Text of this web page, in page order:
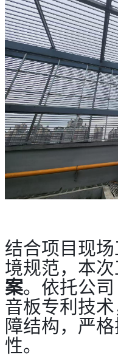
结合项目现
境规范，本
案。依托公
音板专利技
障结构，严
性。